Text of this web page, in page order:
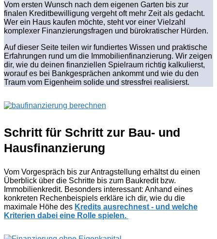
Vom ersten Wunsch nach dem eigenen Garten bis zur
finalen Kreditbewilligung vergeht oft mehr Zeit als gedacht.
Wer ein Haus kaufen möchte, steht vor einer Vielzahl
komplexer Finanzierungsfragen und bürokratischer Hürden.
Auf dieser Seite teilen wir fundiertes Wissen und praktische
Erfahrungen rund um die Immobilienfinanzierung. Wir zeigen
dir, wie du deinen finanziellen Spielraum richtig kalkulierst,
worauf es bei Bankgesprächen ankommt und wie du den
Traum vom Eigenheim solide und stressfrei realisierst.
Schritt für Schritt zur Bau- und
Hausfinanzierung
Vom Vorgespräch bis zur Antragstellung erhältst du einen
Überblick über die Schritte bis zum Baukredit bzw.
Immobilienkredit. Besonders interessant: Anhand eines
konkreten Rechenbeispiels erkläre ich dir, wie du die
maximale Höhe des Kredits ausrechnest - und welche
Kriterien dabei eine Rolle spielen.